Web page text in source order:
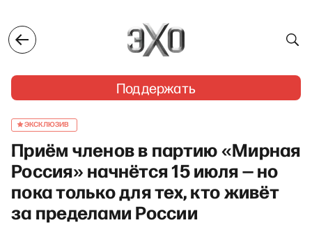
Поддержать
ЭКСКЛЮЗИВ
Приём членов в партию «Мирная
Россия» начнётся 15 июля — но
пока только для тех, кто живёт
за пределами России